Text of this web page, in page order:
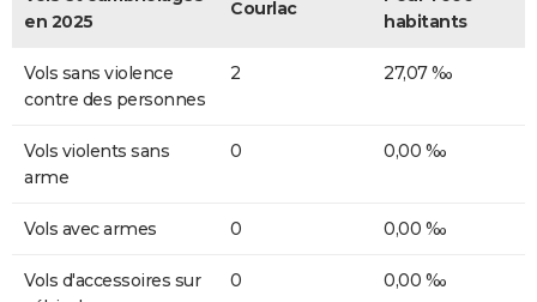
en 2025
Courlac
habitants
Vols sans violence
contre des personnes
2 27,07 ‰
Vols violents sans
arme
0 0,00 ‰
Vols avec armes 0 0,00 ‰
Vols d'accessoires sur
0 0,00 ‰